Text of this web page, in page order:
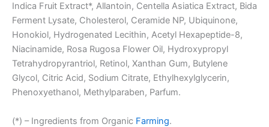
Indica Fruit Extract*, Allantoin, Centella Asiatica Extract, Bida
Ferment Lysate, Cholesterol, Ceramide NP, Ubiquinone,
Honokiol, Hydrogenated Lecithin, Acetyl Hexapeptide-8,
Niacinamide, Rosa Rugosa Flower Oil, Hydroxypropyl
Tetrahydropyrantriol, Retinol, Xanthan Gum, Butylene
Glycol, Citric Acid, Sodium Citrate, Ethylhexylglycerin,
Phenoxyethanol, Methylparaben, Parfum.
(*) – Ingredients from Organic Farming.